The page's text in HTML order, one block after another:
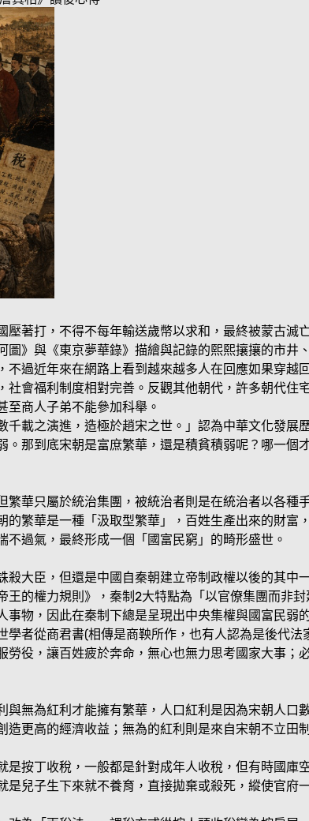
著打，不得不每年輸送歲幣以求和，最終被蒙古
》與《東京夢華錄》描繪與記錄的熙熙攘攘的市井
過近年來在網路上看到越來越多人在回應如果穿
會福利制度相對完善。反觀其他朝代，許多朝代
至商人子弟不能參加科舉。
載之演進，造極於趙宋之世。」認為中華文化發
那到底宋朝是富庶繁華，還是積貧積弱呢？哪一
華只屬於統治集團，被統治者則是在統治者以各
的繁華是一種「汲取型繁華」，百姓生產出來的財
過氣，最終形成一個「國富民窮」的畸形盛世。
大臣，但還是中國自秦朝建立帝制政權以後的其
的權力規則》，秦制2大特點為「以官僚集團而非
物，因此在秦制下總是呈現出中央集權與國富民弱
者從商君書(相傳是商鞅所作，也有人認為是後代
役，讓百姓疲於奔命，無心也無力思考國家大事；
無為紅利才能擁有繁華，人口紅利是因為宋朝人
更高的經濟收益；無為的紅利則是來自宋朝不立
按丁收稅，一般都是針對成年人收稅，但有時國
兒子生下來就不養育，直接拋棄或殺死，縱使官